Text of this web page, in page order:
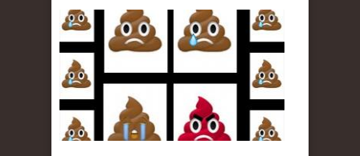
wechatimg1053.jpeg